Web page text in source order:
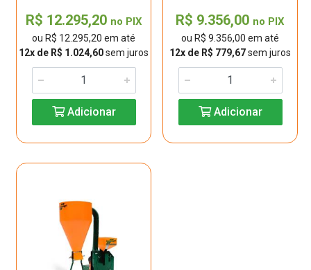
R$ 12.295,20 no PIX
ou R$ 12.295,20 em até
12x de R$ 1.024,60sem juros
Adicionar
R$ 9.356,00 no PIX
ou R$ 9.356,00 em até
12x de R$ 779,67sem juros
Adicionar